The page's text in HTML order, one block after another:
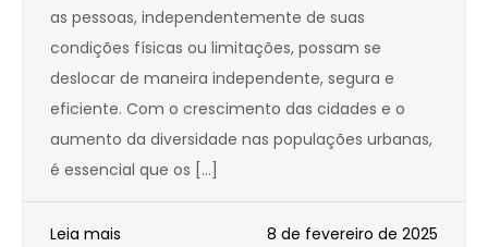
as pessoas, independentemente de suas
condições físicas ou limitações, possam se
deslocar de maneira independente, segura e
eficiente. Com o crescimento das cidades e o
aumento da diversidade nas populações urbanas,
é essencial que os […]
Leia mais 8 de fevereiro de 2025